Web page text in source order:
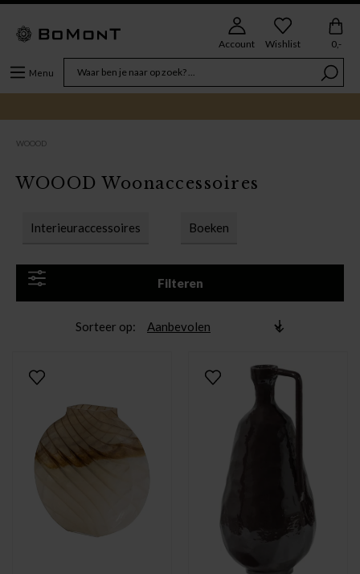
Menu
Account Wishlist 0,-
WOOOD
Interieuraccessoires Boeken
Filteren
WOOOD Woonaccessoires
Sorteer op